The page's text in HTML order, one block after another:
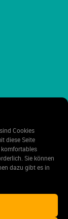
Cookies
diese Seite
Sie können
dazu gibt es in